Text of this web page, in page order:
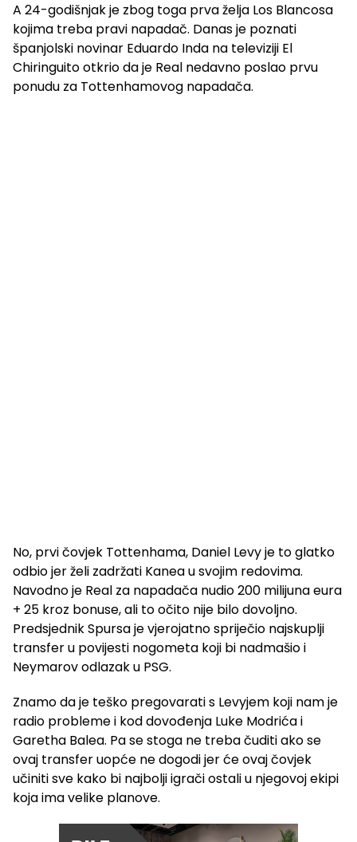
A 24-godišnjak je zbog toga prva želja Los Blancosa
kojima treba pravi napadač. Danas je poznati
španjolski novinar Eduardo Inda na televiziji El
Chiringuito otkrio da je Real nedavno poslao prvu
ponudu za Tottenhamovog napadača.
No, prvi čovjek Tottenhama, Daniel Levy je to glatko
odbio jer želi zadržati Kanea u svojim redovima.
Navodno je Real za napadača nudio 200 milijuna eura
+ 25 kroz bonuse, ali to očito nije bilo dovoljno.
Predsjednik Spursa je vjerojatno spriječio najskuplji
transfer u povijesti nogometa koji bi nadmašio i
Neymarov odlazak u PSG.
Znamo da je teško pregovarati s Levyjem koji nam je
radio probleme i kod dovođenja Luke Modrića i
Garetha Balea. Pa se stoga ne treba čuditi ako se
ovaj transfer uopće ne dogodi jer će ovaj čovjek
učiniti sve kako bi najbolji igrači ostali u njegovoj ekipi
koja ima velike planove.